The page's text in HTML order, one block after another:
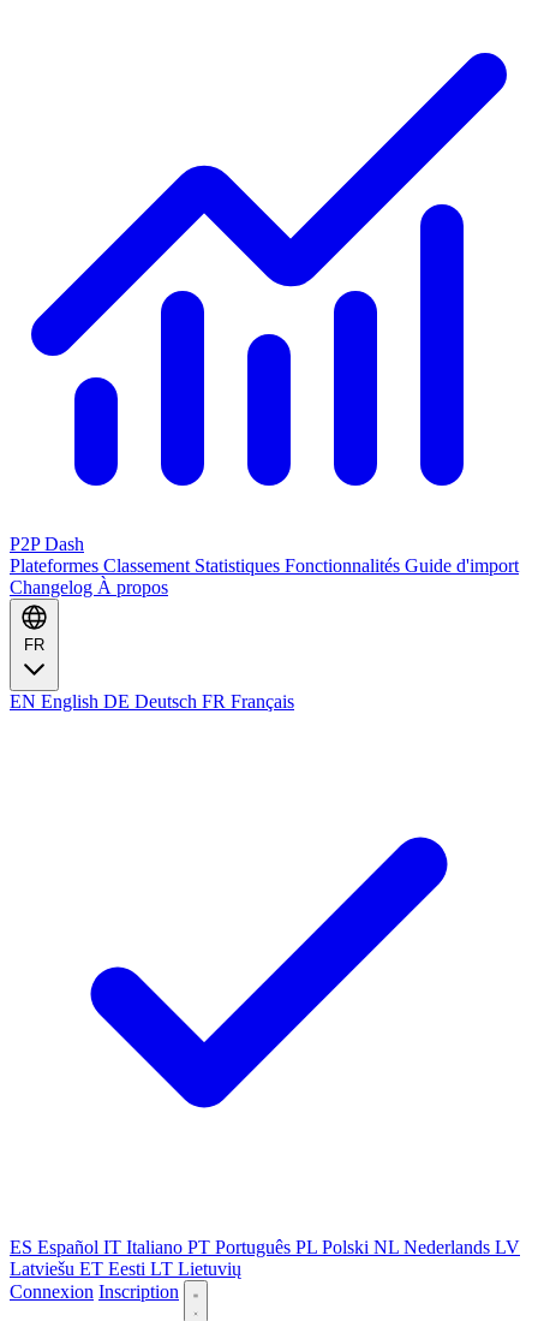
P2P Dash
Plateformes Classement Statistiques Fonctionnalités Guide d'import
Changelog À propos
FR
EN English DE Deutsch FR Français
ES Español IT Italiano PT Português PL Polski NL Nederlands LV
Latviešu ET Eesti LT Lietuvių
Connexion Inscription